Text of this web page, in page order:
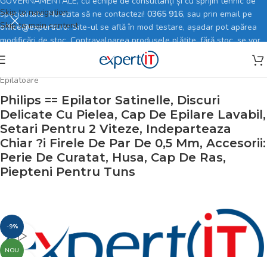
Skip to navigation
Skip to main content
specialitate. Nu ezita să ne contactezi! 0365 916, sau prin email pe
office@expertit.ro! Site-ul se află în mod testare, așadar pot apărea
modificări de stoc. Contravaloarea produsele plătite, fără stoc, se vor
rambursa în totalitate.
Prima pagină
Magazin online/Electrocasnice mici
Epilatoare
Philips == Epilator Satinelle, Discuri
Delicate Cu Pielea, Cap De Epilare Lavabil,
Setari Pentru 2 Viteze, Indeparteaza
Chiar ?i Firele De Par De 0,5 Mm, Accesorii:
Perie De Curatat, Husa, Cap De Ras,
Piepteni Pentru Tuns
-9%
NOU
Vezi video